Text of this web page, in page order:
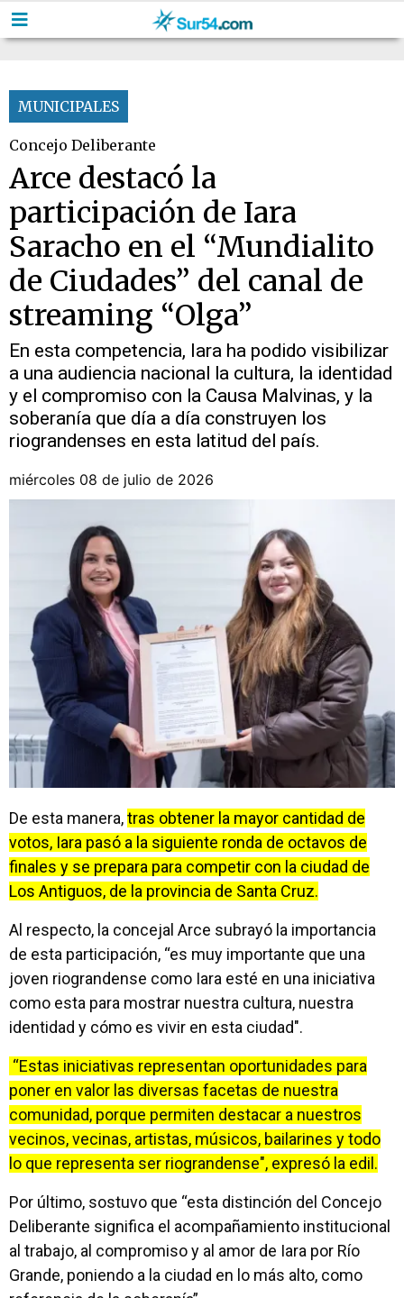
MUNICIPALES
Concejo Deliberante
Arce destacó la
participación de Iara
Saracho en el “Mundialito
de Ciudades” del canal de
streaming “Olga”
En esta competencia, Iara ha podido visibilizar
a una audiencia nacional la cultura, la identidad
y el compromiso con la Causa Malvinas, y la
soberanía que día a día construyen los
riograndenses en esta latitud del país.
miércoles 08 de julio de 2026
De esta manera,tras obtener la mayor cantidad de
votos, Iara pasó a la siguiente ronda de octavos de
finales y se prepara para competir con la ciudad de
Los Antiguos, de la provincia de Santa Cruz.
Al respecto, la concejal Arce subrayó la importancia
de esta participación, “es muy importante que una
joven riograndense como Iara esté en una iniciativa
como esta para mostrar nuestra cultura, nuestra
identidad y cómo es vivir en esta ciudad".
“Estas iniciativas representan oportunidades para
poner en valor las diversas facetas de nuestra
comunidad, porque permiten destacar a nuestros
vecinos, vecinas, artistas, músicos, bailarines y todo
lo que representa ser riograndense", expresó la edil.
Por último, sostuvo que “esta distinción del Concejo
Deliberante significa el acompañamiento institucional
al trabajo, al compromiso y al amor de Iara por Río
Grande, poniendo a la ciudad en lo más alto, como